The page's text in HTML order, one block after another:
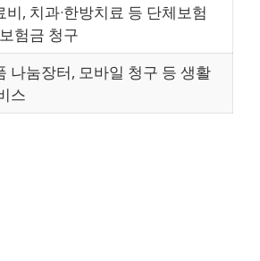
비, 치과·한방치료 등 단체보험
험금 청구
나눔장터, 모바일 청구 등 생활
스